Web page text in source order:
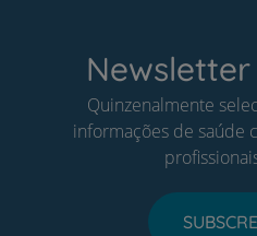
Newsletter
Quinzenalmente
informações de saúde